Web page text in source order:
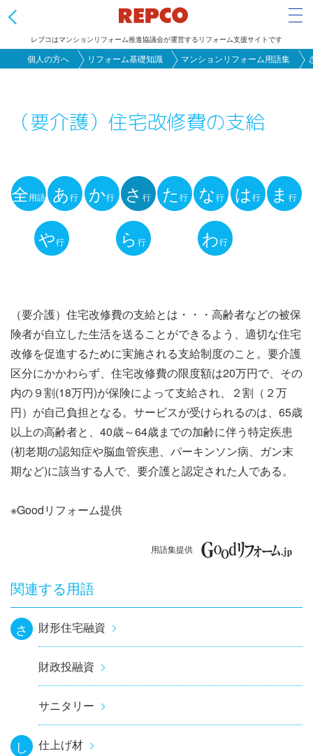
レプコはマンションリフォーム推進協議会が運営するリフォーム支援サイトです
個人の方へ リフォーム基礎知識 マンションリフォーム用語集
（要介護）住宅改修費の支給
用
ナ
ビ
ゲ
ー
シ
ョ
ン
全用語 あ行 か行 さ行 た 行 な行 は行 ま行
や行 ら 行 わ行
（要介護）住宅改修費の支給とは・・・高齢者などの被保
険者が自立した生活を送ることができるよう、適切な住宅
改修を促進するために実施される支給制度のこと。要介護
区分にかかわらず、住宅改修費の限度額は20万円で、その
内の９割(18万円)が保険によって支給され、２割（２万
円）が自己負担となる。サービスが受けられるのは、65歳
以上の高齢者と、40歳～64歳までの加齢に伴う特定疾患
(初老期の認知症や脳血管疾患、パーキンソン病、ガン末
期など)に該当する人で、要介護と認定された人である。
※Goodリフォーム提供
用語集提供
関連する用語
さ 財形住宅融資
財政投融資
サニタリー
し 仕上げ材